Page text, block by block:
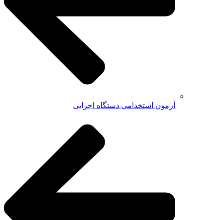
آزمون استخدامی دستگاه اجرایی